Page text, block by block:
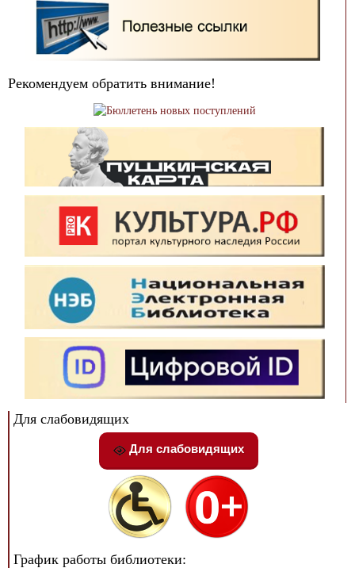
Рекомендуем обратить внимание!
Для слабовидящих
Для слабовидящих
График работы библиотеки: